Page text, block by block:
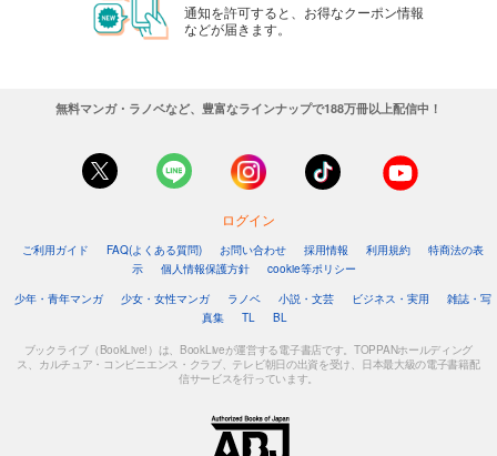
通知を許可すると、お得なクーポン情報
などが届きます。
無料マンガ・ラノベなど、豊富なラインナップで188万冊以上配信中！
ログイン
ご利用ガイド FAQ(よくある質問) お問い合わせ 採用情報 利用規約
特商法の表
示
個人情報保護方針
cookie等ポリシー
少年・青年マンガ
少女・女性マンガ ラノベ 小説・文芸 ビジネス・実用
雑誌・写
真集
TL BL
ブックライブ（BookLive!）は、BookLiveが運営する電子書店です。TOPPANホールディング
ス、カルチュア・コンビニエンス・クラブ、テレビ朝日の出資を受け、日本最大級の電子書籍配
信サービスを行っています。